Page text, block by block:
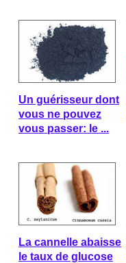
Un guérisseur dont
vous ne pouvez
vous passer: le ...
La cannelle abaisse
le taux de glucose